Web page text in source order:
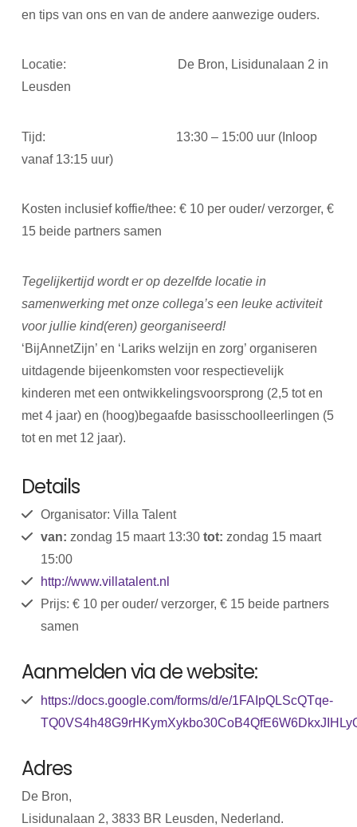
en tips van ons en van de andere aanwezige ouders.
Locatie: De Bron, Lisidunalaan 2 in
Leusden
Tijd: 13:30 – 15:00 uur (Inloop
vanaf 13:15 uur)
Kosten inclusief koffie/thee: € 10 per ouder/ verzorger, €
15 beide partners samen
Tegelijkertijd wordt er op dezelfde locatie in
samenwerking met onze collega’s een leuke activiteit
voor jullie kind(eren) georganiseerd!
‘BijAnnetZijn’ en ‘Lariks welzijn en zorg’ organiseren
uitdagende bijeenkomsten voor respectievelijk
kinderen met een ontwikkelingsvoorsprong (2,5 tot en
met 4 jaar) en (hoog)begaafde basisschoolleerlingen (5
tot en met 12 jaar).
Details
Organisator: Villa Talent
van: zondag 15 maart 13:30 tot: zondag 15 maart
15:00
http://www.villatalent.nl
Prijs: € 10 per ouder/ verzorger, € 15 beide partners
samen
Aanmelden via de website:
https://docs.google.com/forms/d/e/1FAIpQLScQTqe-
Adres
De Bron,
Lisidunalaan 2, 3833 BR Leusden, Nederland.